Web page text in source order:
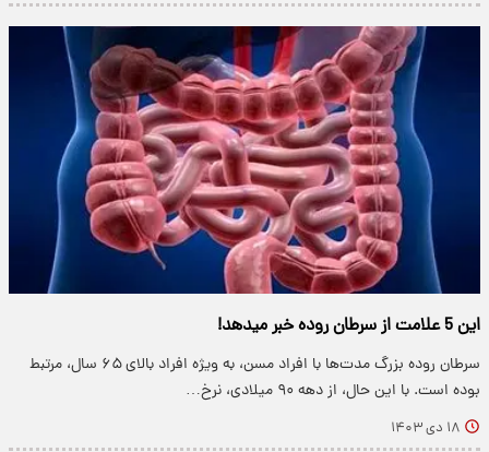
این 5 علامت از سرطان روده خبر میدهد!
سرطان روده بزرگ مدت‌ها با افراد مسن، به ویژه افراد بالای ۶۵ سال، مرتبط
بوده است. با این حال، از دهه ۹۰ میلادی، نرخ…
۱۸ دی ۱۴۰۳